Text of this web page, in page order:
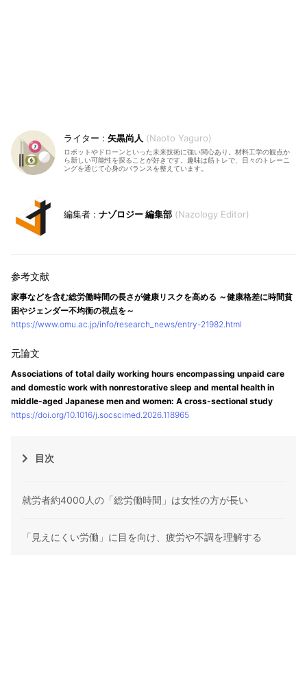
矢黒尚人 Naoto Yaguro
ロボットやドローンといった未来技術に強い関心あり。材料工学の観点か
ら新しい可能性を探ることが好きです。趣味は筋トレで、日々のトレーニ
ングを通じて心身のバランスを整えています。
ナゾロジー 編集部 Nazology Editor
家事などを含む総労働時間の長さが健康リスクを高める ～健康格差に時間貧
困やジェンダー不均衡の視点を～
https://www.omu.ac.jp/info/research_news/entry-21982.html
Associations of total daily working hours encompassing unpaid care
and domestic work with nonrestorative sleep and mental health in
middle-aged Japanese men and women: A cross-sectional study
https://doi.org/10.1016/j.socscimed.2026.118965
目次
就労者約4000人の「総労働時間」は女性の方が長い
「見えにくい労働」に目を向け、疲労や不調を理解する